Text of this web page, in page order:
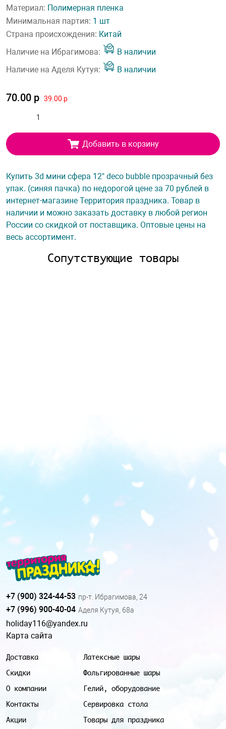
Материал: Полимерная пленка
Минимальная партия: 1 шт
Страна происхождения: Китай
Наличие на Ибрагимова:
В наличии
Наличие на Аделя Кутуя:
В наличии
70.00 р 39.00 р
Добавить в корзину
Купить 3d мини сфера 12" deco bubble прозрачный без
упак. (синяя пачка) по недорогой цене за 70 рублей в
интернет-магазине Территория праздника. Товар в
наличии и можно заказать доставку в любой регион
России со скидкой от поставщика. Оптовые цены на
весь ассортимент.
Сопутствующие товары
Доставка
Скидки
О компании
Контакты
Акции
Латексные шары
Фольгированные шары
Гелий, оборудование
Сервировка стола
Товары для праздника
+7 (900) 324-44-53 пр-т. Ибрагимова, 24
+7 (996) 900-40-04 Аделя Кутуя, 68а
holiday116@yandex.ru
Карта сайта